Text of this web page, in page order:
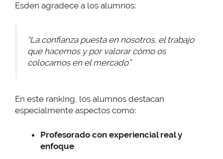
Esden agradece a los alumnos:
“La confianza puesta en nosotros, el trabajo
que hacemos y por valorar cómo os
colocamos en el mercado”
En este ranking, los alumnos destacan
especialmente aspectos como:
Profesorado con experiencial real y
enfoque